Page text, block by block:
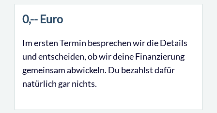
0,-- Euro
Im ersten Termin besprechen wir die Details
und entscheiden, ob wir deine Finanzierung
gemeinsam abwickeln. Du bezahlst dafür
natürlich gar nichts.